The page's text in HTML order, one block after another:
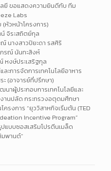
ลยี ขอแสดงความยินดีกับ ทีม
Labs
หัวหน้าโครงการ)
จิระสถิตย์กุล
นางสาวปิยะดา รสศิริ
รณ์ นันทะสิงห์
หงษ์ประเสริฐกุล
ะการจัดการเทคโนโลยีอาหาร
(อาจารย์ที่ปรึกษา)
าผู้ประกอบการเทคโนโลยีและ
านปลัด กระทรวงอตุดมศึกษา
รงการ “ยุววิสาหกิจเริ่มต้น (TED
Incentive Program”
แบบซอสเสริมโปรตีนเมล็ด
มพานต์”